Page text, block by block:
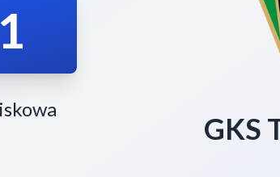
GKS